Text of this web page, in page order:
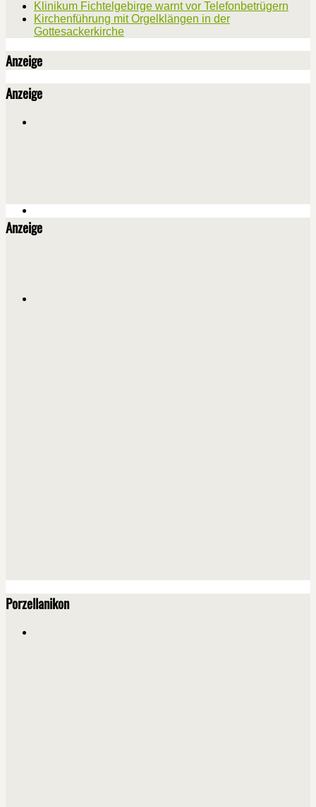
Klinikum Fichtelgebirge warnt vor Telefonbetrügern
Kirchenführung mit Orgelklängen in der
Gottesackerkirche
Anzeige
Anzeige
Anzeige
Porzellanikon